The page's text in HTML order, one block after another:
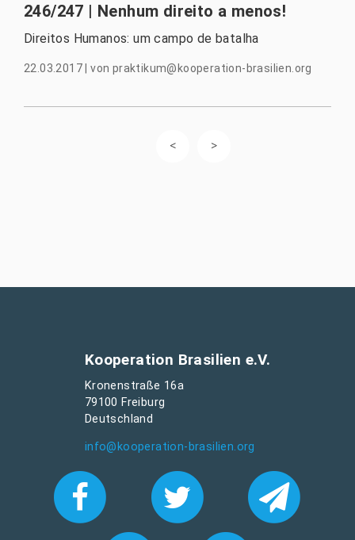
246/247 | Nenhum direito a menos!
Direitos Humanos: um campo de batalha
22.03.2017 |von praktikum@kooperation-brasilien.org
Kooperation Brasilien e.V.
Kronenstraße 16a
79100 Freiburg
Deutschland
info@kooperation-brasilien.org